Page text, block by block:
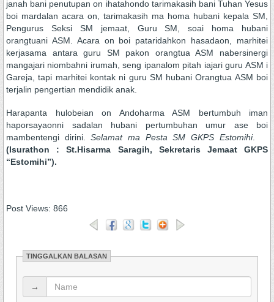
janah bani penutupan on ihatahondo tarimakasih bani Tuhan Yesus
boi mardalan acara on, tarimakasih ma homa hubani kepala SM,
Pengurus Seksi SM jemaat, Guru SM, soai homa hubani
orangtuani ASM. Acara on boi pataridahkon hasadaon, marhitei
kerjasama antara guru SM pakon orangtua ASM nabersinergi
mangajari niombahni irumah, seng ipanalom pitah iajari guru ASM i
Gareja, tapi marhitei kontak ni guru SM hubani Orangtua ASM boi
terjalin pengertian mendidik anak.
Harapanta hulobeian on Andoharma ASM bertumbuh iman
haporsayaonni sadalan hubani pertumbuhan umur ase boi
mambentengi dirini.Selamat ma Pesta SM GKPS Estomihi.
(Isurathon : St.Hisarma Saragih, Sekretaris Jemaat GKPS
“Estomihi”).
Post Views: 866
TINGGALKAN BALASAN
→